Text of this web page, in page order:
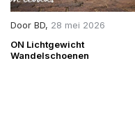
Door BD, 28 mei 2026
ON Lichtgewicht
Wandelschoenen